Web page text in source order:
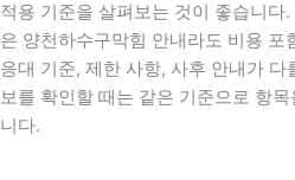
적용 기준을 살펴보는 것이 좋습니
은 양천하수구막힘 안내라도 비용 포
응대 기준, 제한 사항, 사후 안내가
보를 확인할 때는 같은 기준으로 항
니다.